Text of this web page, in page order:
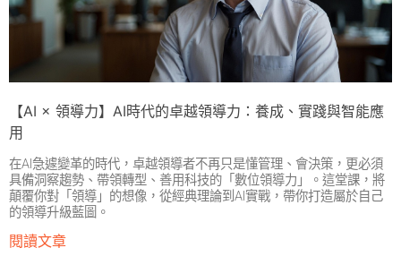
【AI × 領導力】AI時代的卓越領導力：養成、實踐與智能應
用
在AI急遽變革的時代，卓越領導者不再只是懂管理、會決策，更必須
具備洞察趨勢、帶領轉型、善用科技的「數位領導力」。這堂課，將
顛覆你對「領導」的想像，從經典理論到AI實戰，帶你打造屬於自己
的領導升級藍圖。
閱讀文章